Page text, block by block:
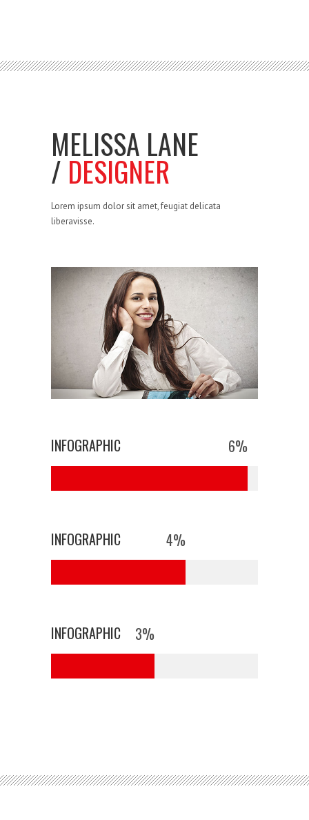
MELISSA LANE
/ DESIGNER
Lorem ipsum dolor sit amet, feugiat delicata
liberavisse.
INFOGRAPHIC 6%
INFOGRAPHIC 4%
INFOGRAPHIC 3%
0